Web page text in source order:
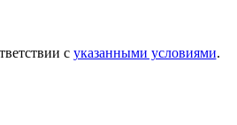
с указанными условиями.